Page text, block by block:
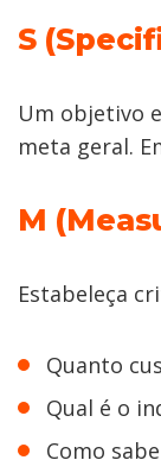
S
Um objetivo
meta geral.
M
Estabeleça
Quanto
Qual é o
Como